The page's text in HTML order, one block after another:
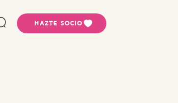
HAZTE SOCIO